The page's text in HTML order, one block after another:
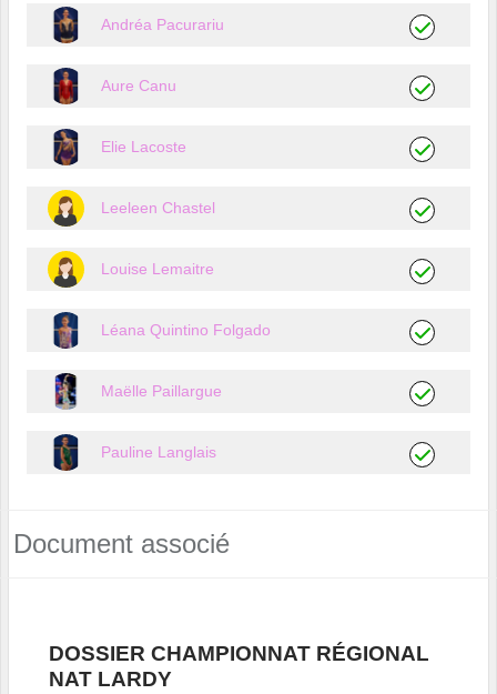
Andréa Pacurariu
Aure Canu
Elie Lacoste
Leeleen Chastel
Louise Lemaitre
Léana Quintino Folgado
Maëlle Paillargue
Pauline Langlais
Document associé
DOSSIER CHAMPIONNAT RÉGIONAL
NAT LARDY